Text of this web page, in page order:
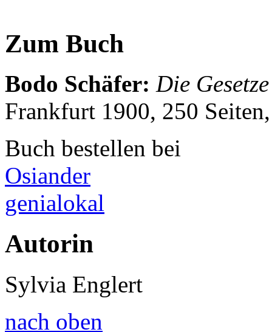
Zum Buch
Bodo Schäfer: Die
Frankfurt 1900, 250
Buch bestellen bei
Osiander
genialokal
Autorin
Sylvia Englert
nach oben